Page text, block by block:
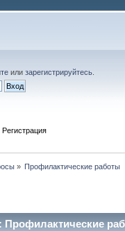
или зарегистрируйтесь.
Регистрация
» Профилактические работы
Профилактические